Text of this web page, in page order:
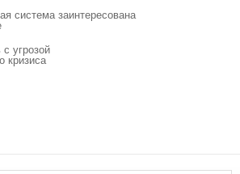
система заинтересована
угрозой
кризиса